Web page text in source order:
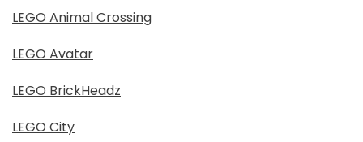
LEGO Animal Crossing
LEGO Avatar
LEGO BrickHeadz
LEGO City